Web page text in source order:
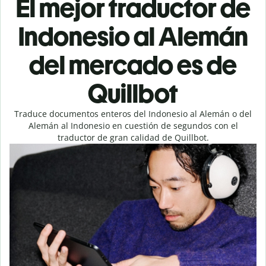
El mejor traductor de
Indonesio al Alemán
del mercado es de
Quillbot
Traduce documentos enteros del Indonesio al Alemán o del
Alemán al Indonesio en cuestión de segundos con el
traductor de gran calidad de Quillbot.